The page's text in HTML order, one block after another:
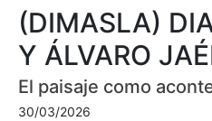
(DIMASLA)
Y ÁLVARO
El paisaje como
30/03/2026